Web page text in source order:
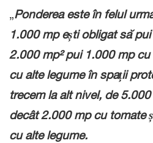
„Ponderea este în felul
1.000 mp ești obligat să
2.000 mp² pui 1.000 mp
cu alte legume în spații
trecem la alt nivel, de
decât 2.000 mp cu tomate
cu alte legume.